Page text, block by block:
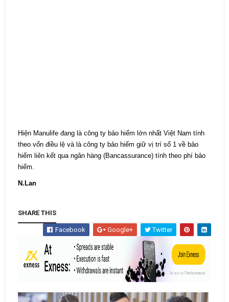
Hiện Manulife đang là công ty bảo hiểm lớn nhất Việt Nam tính
theo vốn điều lệ và là công ty bảo hiểm giữ vị trí số 1 về bảo
hiểm liên kết qua ngân hàng (Bancassurance) tính theo phí bảo
hiểm.
N.Lan
SHARE THIS
Facebook Google+ Twitter